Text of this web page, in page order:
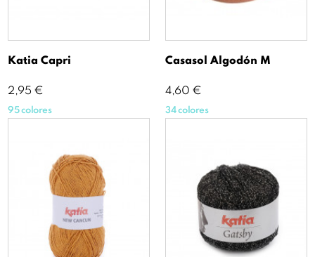
Katia Capri
Precio
2,95 €
95 colores
Casasol Algodón M
Precio
4,60 €
34 colores